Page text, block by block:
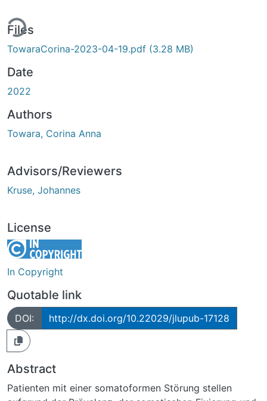
Files
TowaraCorina-2023-04-19.pdf (3.28 MB)
Date
2022
Authors
Towara, Corina Anna
Advisors/Reviewers
Kruse, Johannes
License
In Copyright
Quotable link
DOI: http://dx.doi.org/10.22029/jlupub-17128
Abstract
Patienten mit einer somatoformen Störung stellen